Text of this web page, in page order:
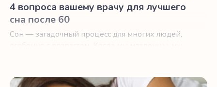
4 вопроса вашему врачу для лучшего
сна после 60
Сон — загадочный процесс для многих людей,
9 шагов на встречу лучшему сну в пожилом возрасте